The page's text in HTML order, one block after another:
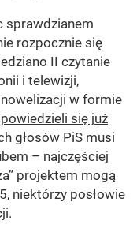
sprawdzianem
rozpocznie się
II czytanie
i telewizji,
nowelizacji w formie
się już
głosów PiS musi
– najczęściej
projektem mogą
, niektórzy posłowie
.